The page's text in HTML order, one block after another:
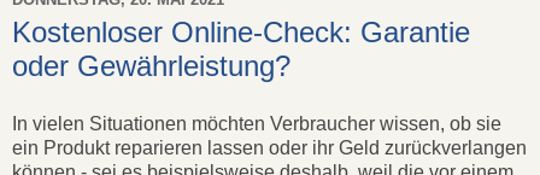
Kostenloser Online-Check: Garantie
oder Gewährleistung?
In vielen Situationen möchten Verbraucher wissen, ob sie
ein Produkt reparieren lassen oder ihr Geld zurückverlangen